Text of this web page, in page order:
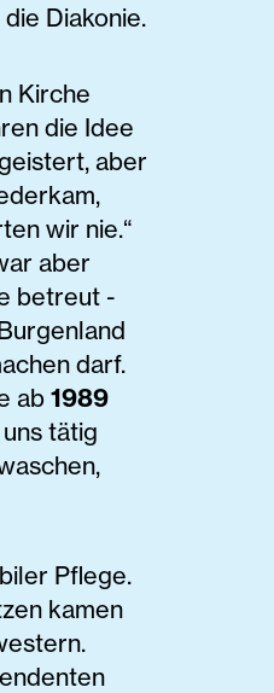
Diakonie.
Kirche
die Idee
aber
wir nie.“
aber
betreut
darf.
ab 1989
tätig
Pflege.
kamen